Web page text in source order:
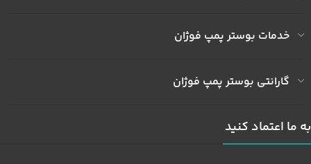
خدمات بوستر پمپ فوژان
گارانتی بوستر پمپ فوژان
به ما اعتماد کنید